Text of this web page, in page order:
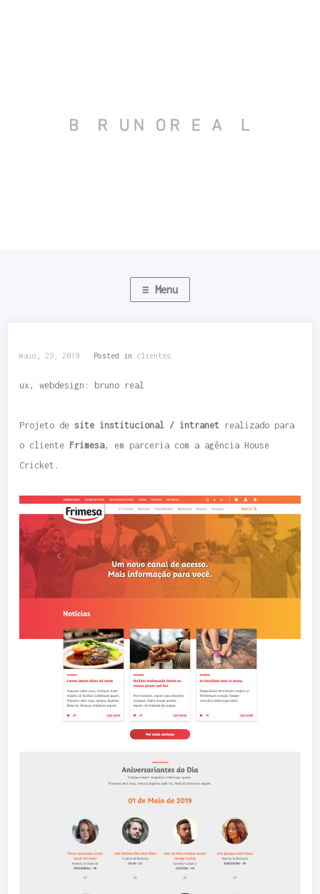
maio, 29, 2019 Posted in clientes
ux, webdesign: bruno real
Projeto desite institucional / intranet realizado para
o cliente Frimesa, em parceria com a agência House
Cricket.